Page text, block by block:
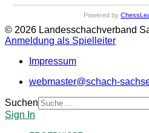
Powered by
© 2026 Landesschachverband
Anmeldung als Spielleiter
Impressum
webmaster@schach-
Suchen
Sign In